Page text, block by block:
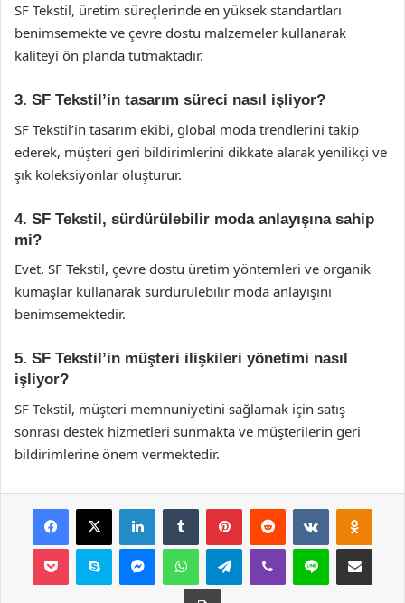
SF Tekstil, üretim süreçlerinde en yüksek standartları
benimsemekte ve çevre dostu malzemeler kullanarak
kaliteyi ön planda tutmaktadır.
3. SF Tekstil’in tasarım süreci nasıl işliyor?
SF Tekstil’in tasarım ekibi, global moda trendlerini takip
ederek, müşteri geri bildirimlerini dikkate alarak yenilikçi ve
şık koleksiyonlar oluşturur.
4. SF Tekstil, sürdürülebilir moda anlayışına sahip
mi?
Evet, SF Tekstil, çevre dostu üretim yöntemleri ve organik
kumaşlar kullanarak sürdürülebilir moda anlayışını
benimsemektedir.
5. SF Tekstil’in müşteri ilişkileri yönetimi nasıl
işliyor?
SF Tekstil, müşteri memnuniyetini sağlamak için satış
sonrası destek hizmetleri sunmakta ve müşterilerin geri
bildirimlerine önem vermektedir.
Facebook
X LinkedInTumblr PinterestReddit VKontakte
Pocket Skype MessengerWhatsAppTelegramViber Line E-Posta ile
Yazdır